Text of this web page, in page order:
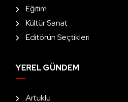
Eğitim
Kültür Sanat
Editörün Seçtikleri
YEREL GÜNDEM
Artuklu